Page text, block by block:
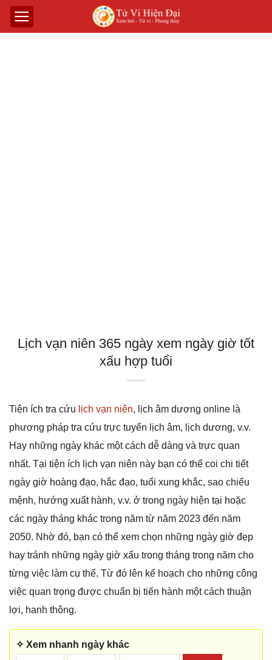
Lịch vạn niên 365 ngày xem ngày giờ tốt
xấu hợp tuổi
Tiện ích tra cứu lịch vạn niên, lịch âm dương online là
phương pháp tra cứu trực tuyến lịch âm, lịch dương, v.v.
Hay những ngày khác một cách dễ dàng và trực quan
nhất. Tại tiện ích lịch vạn niên này bạn có thể coi chi tiết
ngày giờ hoàng đạo, hắc đạo, tuổi xung khắc, sao chiếu
mệnh, hướng xuất hành, v.v. ở trong ngày hiện tại hoặc
các ngày tháng khác trong năm từ năm 2023 đến năm
2050. Nhờ đó, bạn có thể xem chọn những ngày giờ đẹp
hay tránh những ngày giờ xấu trong tháng trong năm cho
từng việc làm cụ thể. Từ đó lên kế hoạch cho những công
việc quan trọng được chuẩn bị tiến hành một cách thuận
lợi, hanh thông.
✧ Xem nhanh ngày khác